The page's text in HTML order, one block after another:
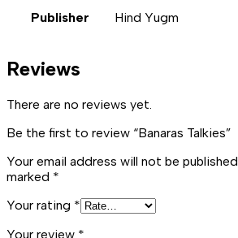
Publisher Hind Yugm
Reviews
There are no reviews yet.
Be the first to review “Banaras Talkies”
Your email address will not be published.
marked *
Your rating *
Your review *